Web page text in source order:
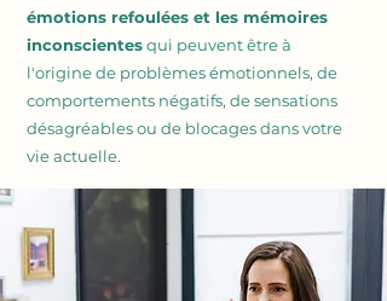
émotions refoulées et les mémoires
inconscientesqui peuvent être à
l'origine de problèmes émotionnels, de
comportements négatifs, de sensations
désagréables ou de blocages dans votre
vie actuelle.